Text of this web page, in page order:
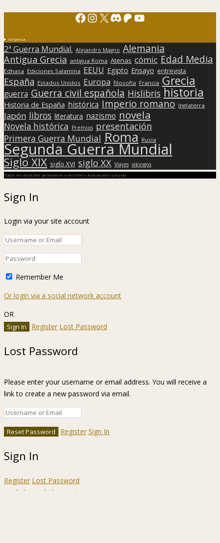
Facebook
Instagram
X Discord
Patreon
YouTube
Sorpresa
2ª Guerra Mundial. Alejandro Magno Alemania
Antigua Grecia antigua Roma Atenas cómic Edad Media
Edhasa Ediciones Salamina EEUU Egipto Ensayo entrevista
España Estados Unidos Europa filosofía Francia Grecia
guerra Guerra civil española Hislibris historia
Historia de España histórica Imperio romano Inglaterra
Japón libros literatura nazismo novela
Novela histórica Premios presentación
Primera Guerra Mundial Roma Rusia
Segunda Guerra Mundial
Siglo XIX siglo XVI siglo XX Viajes vikingos
Todos los derechos pertenecen a Hislibris Asociación cultural
Sign In
Login via your site account
Remember Me
Or login via a social network account
OR
Register Lost Password
Lost Password
Please enter your username or email address. You will receive a
link to create a new password via email.
Register Sign In
Sign In
Register Lost Password
Ir a la barra de herramientas